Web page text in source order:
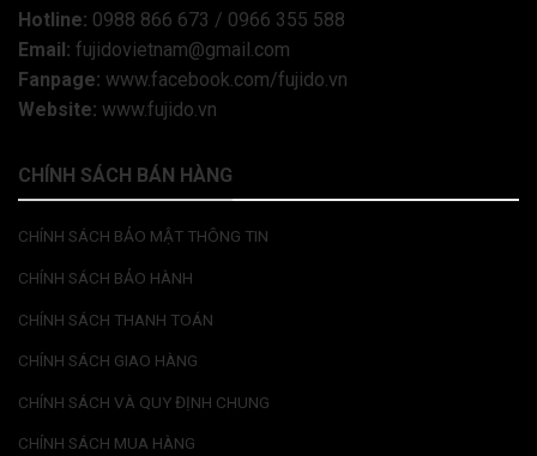
Hotline: 0988 866 673 / 0966 355 588
Email: fujidovietnam@gmail.com
Fanpage: www.facebook.com/fujido.vn
Website: www.fujido.vn
CHÍNH SÁCH BÁN HÀNG
CHÍNH SÁCH BẢO MẬT THÔNG TIN
CHÍNH SÁCH BẢO HÀNH
CHÍNH SÁCH THANH TOÁN
CHÍNH SÁCH GIAO HÀNG
CHÍNH SÁCH VÀ QUY ĐỊNH CHUNG
CHÍNH SÁCH MUA HÀNG